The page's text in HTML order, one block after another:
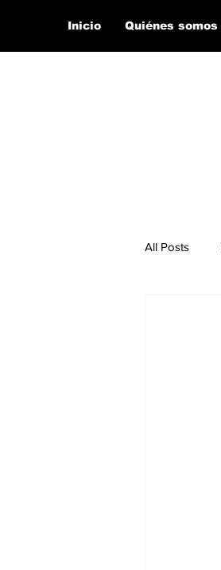
Inicio Quiénes somos
All Posts